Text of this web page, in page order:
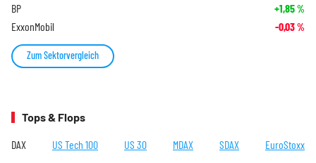
BP +1,85%
ExxonMobil -0,03%
Zum Sektorvergleich
Tops & Flops
DAX US Tech 100 US 30 MDAX SDAX EuroStoxx